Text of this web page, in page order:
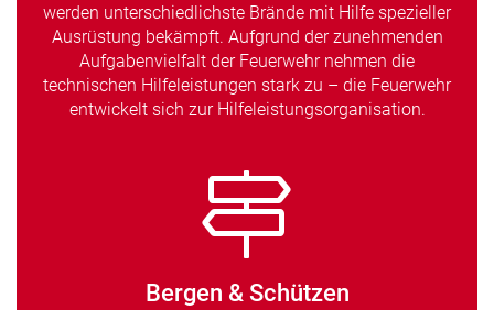
werden unterschiedlichste Brände mit Hilfe spezieller
Ausrüstung bekämpft. Aufgrund der zunehmenden
Aufgabenvielfalt der Feuerwehr nehmen die
technischen Hilfeleistungen stark zu – die Feuerwehr
entwickelt sich zur Hilfeleistungsorganisation.
Bergen & Schützen